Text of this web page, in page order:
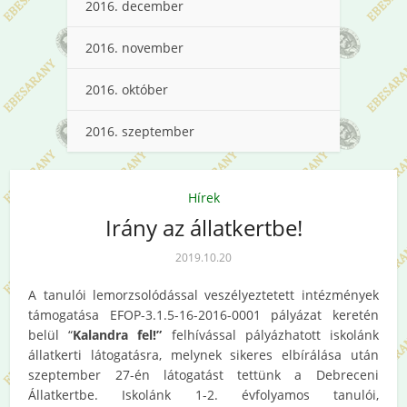
2016. december
2016. november
2016. október
2016. szeptember
Hírek
Irány az állatkertbe!
2019.10.20
A tanulói lemorzsolódással veszélyeztetett intézmények
támogatása EFOP-3.1.5-16-2016-0001 pályázat keretén
belül “Kalandra fel!” felhívással pályázhatott iskolánk
állatkerti látogatásra, melynek sikeres elbírálása után
szeptember 27-én látogatást tettünk a Debreceni
Állatkertbe. Iskolánk 1-2. évfolyamos tanulói,